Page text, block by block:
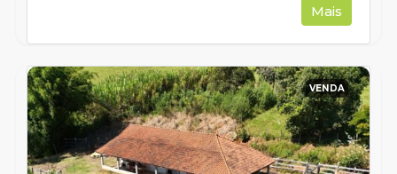
Mais
VENDA